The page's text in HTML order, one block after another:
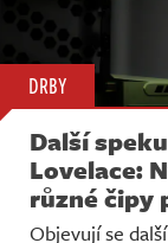
DRBY
Další
Lovelace:
různé čipy
Objevují se